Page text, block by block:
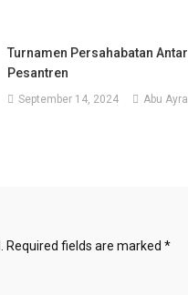
Turnamen Persahabatan Antar
Pesantren
September 14, 2024 Abu Ayra
Required fields are marked *